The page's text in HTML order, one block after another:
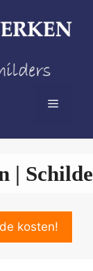
Menu
|
kosten!